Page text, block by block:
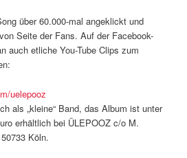
über 60.000-mal angeklickt und
Seite der Fans. Auf der Facebook-
auch etliche You-Tube Clips zum
uelepooz
als „kleine“ Band, das Album ist unter
erhältlich bei ÜLEPOOZ c/o M.
Köln.